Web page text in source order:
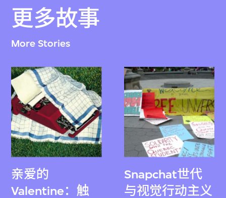
更多故事
More Stories
亲爱的
Valentine：触
Snapchat世代
与视觉行动主义